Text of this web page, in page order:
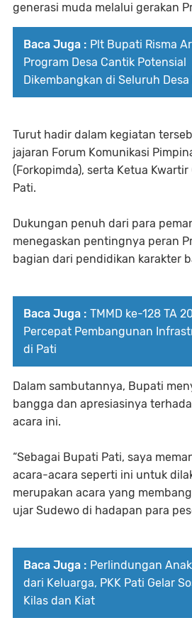
generasi muda melalui gerakan
Baca Juga : Plt Bupati Risma
Program Desa Cantik Potensial
Dikembangkan di Seluruh Desa
Turut hadir dalam kegiatan
jajaran Forum Komunikasi
(Forkopimda), serta Ketua
Pati.
Dukungan penuh dari para
menegaskan pentingnya peran
bagian dari pendidikan karakter
Baca Juga : TMMD ke-128 TA
Percepat Pembangunan
di Pati
Dalam sambutannya, Bupati
bangga dan apresiasinya
acara ini.
“Sebagai Bupati Pati, saya
acara-acara seperti ini untuk
merupakan acara yang
ujar Sudewo di hadapan para
Baca Juga : Perlindungan
dari Keluarga, PKK Pati Gelar
Kilas dan Kiat